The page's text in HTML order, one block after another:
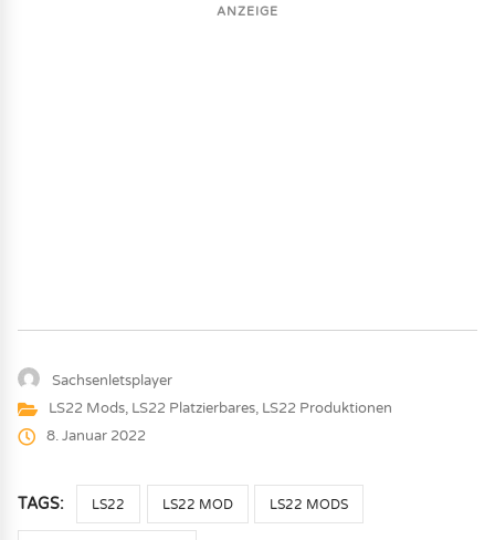
ANZEIGE
Sachsenletsplayer
LS22 Mods, LS22 Platzierbares, LS22 Produktionen
8. Januar 2022
TAGS: LS22 LS22 MOD LS22 MODS